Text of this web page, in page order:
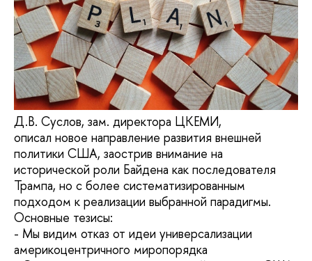
Д.В. Суслов, зам. директора ЦКЕМИ,
описал новое направление развития внешней
политики США, заострив внимание на
исторической роли Байдена как последователя
Трампа, но с более систематизированным
подходом к реализации выбранной парадигмы.
Основные тезисы:
- Мы видим отказ от идеи универсализации
америкоцентричного миропорядка